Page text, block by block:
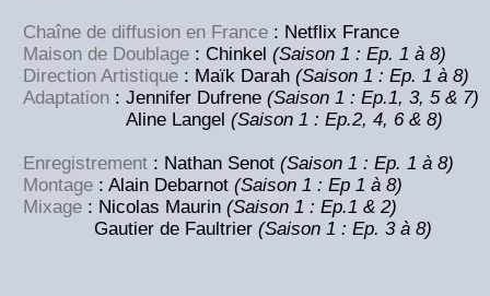
Chaîne de diffusion en France : Netflix France
Maison de Doublage : Chinkel (Saison 1 : Ep. 1 à 8)
Direction Artistique : Maïk Darah (Saison 1 : Ep. 1 à 8)
Adaptation : Jennifer Dufrene (Saison 1 : Ep.1, 3, 5 & 7)
Aline Langel (Saison 1 : Ep.2, 4, 6 & 8)
Enregistrement : Nathan Senot (Saison 1 : Ep. 1 à 8)
Montage : Alain Debarnot (Saison 1 : Ep 1 à 8)
Mixage : Nicolas Maurin (Saison 1 : Ep.1 & 2)
Gautier de Faultrier (Saison 1 : Ep. 3 à 8)